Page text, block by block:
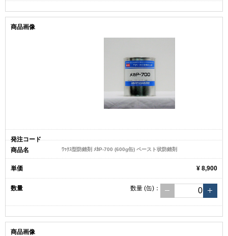
ﾜｯｸｽ型防錆剤 ﾒｶP-700 (600g缶) ペースト状防錆剤
¥ 8,900
数量 (缶) ：